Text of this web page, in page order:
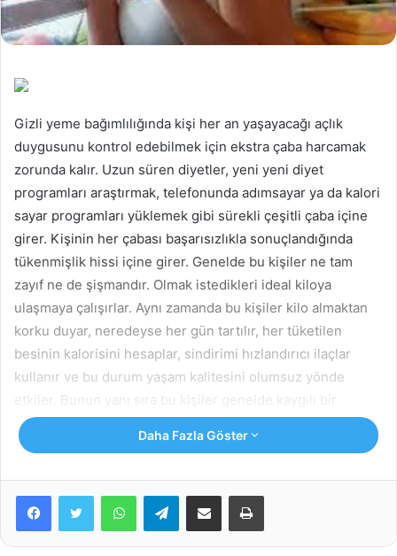
Gizli yeme bağımlılığında kişi her an yaşayacağı açlık
duygusunu kontrol edebilmek için ekstra çaba harcamak
zorunda kalır. Uzun süren diyetler, yeni yeni diyet
programları araştırmak, telefonunda adımsayar ya da kalori
sayar programları yüklemek gibi sürekli çeşitli çaba içine
girer. Kişinin her çabası başarısızlıkla sonuçlandığında
tükenmişlik hissi içine girer. Genelde bu kişiler ne tam
zayıf ne de şişmandır. Olmak istedikleri ideal kiloya
ulaşmaya çalışırlar. Aynı zamanda bu kişiler kilo almaktan
korku duyar, neredeyse her gün tartılır, her tüketilen
besinin kalorisini hesaplar, sindirimi hızlandırıcı ilaçlar
kullanır ve bu durum yaşam kalitesini olumsuz yönde
etkiler. Bunun yanı sıra bu kişiler genelde kaygılı bir
kişiliğe de sahiptir.
Daha Fazla Göster
WhatsAppTelegramE-Posta ile paylaş Yazdır